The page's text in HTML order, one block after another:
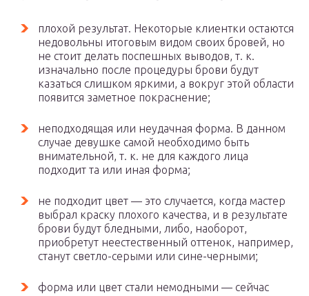
плохой результат. Некоторые клиентки остаются
недовольны итоговым видом своих бровей, но
не стоит делать поспешных выводов, т. к.
изначально после процедуры брови будут
казаться слишком яркими, а вокруг этой области
появится заметное покраснение;
неподходящая или неудачная форма. В данном
случае девушке самой необходимо быть
внимательной, т. к. не для каждого лица
подходит та или иная форма;
не подходит цвет — это случается, когда мастер
выбрал краску плохого качества, и в результате
брови будут бледными, либо, наоборот,
приобретут неестественный оттенок, например,
станут светло-серыми или сине-черными;
форма или цвет стали немодными — сейчас